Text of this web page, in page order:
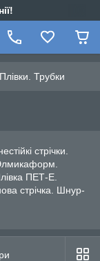
Трубки
стрічки.
ПЕТ-Е.
стрічка. Шнур-